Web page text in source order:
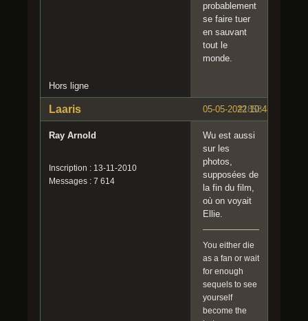
probablement
se faire tuer
en sauvant
tout le
monde.
Hors ligne
#1858
05-05-2022 10:48:18
Laaris
Ray Arnold
Inscription : 13-11-2010
Messages : 7 614
Wu est aussi
sur les
photos,
supposées de
la fin du film,
où on voyait
Ellie.
You either die
as a fan or wait
for enough
sequels to see
yourself
become the